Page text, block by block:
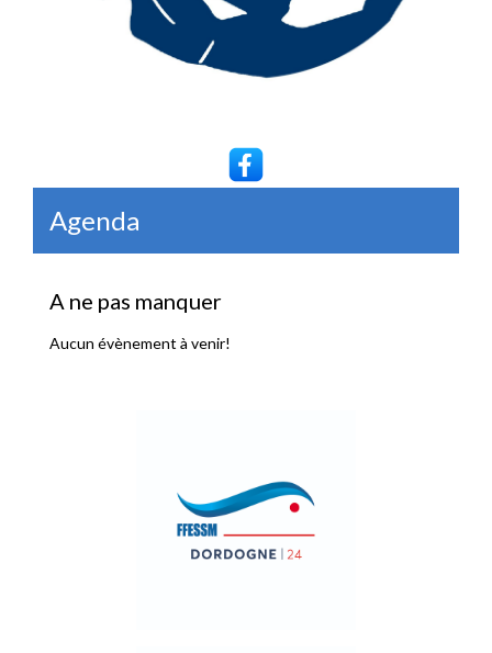
Agenda
A ne pas manquer
Aucun évènement à venir!